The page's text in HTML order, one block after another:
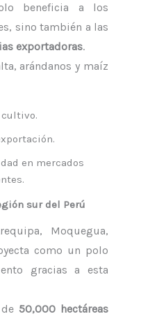
beneficia a los
sino también a las
exportadoras.
arándanos y maíz
en mercados
sur del Perú
Moquegua,
como un polo
gracias a esta
50,000 hectáreas